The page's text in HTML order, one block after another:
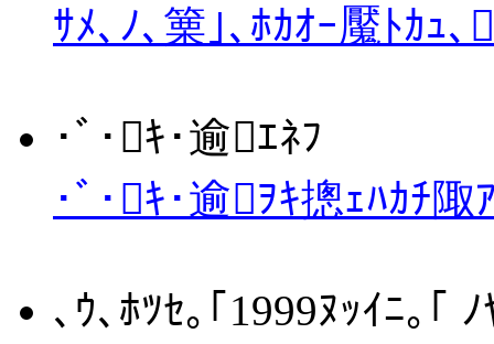
ｻﾒ､ﾉ､篥｣､ﾎｶｵｰ魘ﾄｶ
･ﾞ･ｷ･逾ｴﾈﾌ
･ﾞ･ｷ･逾ｦｷ摠ｪﾊｶﾁ陬
､ｳ､ﾎﾂｾ｡｢1999ﾇｯｲﾆ｡｢